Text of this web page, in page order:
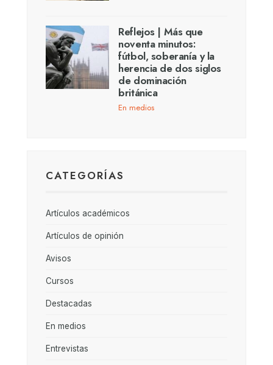
Reflejos | Más que
noventa minutos:
fútbol, soberanía y la
herencia de dos siglos
de dominación
británica
En medios
CATEGORÍAS
Artículos académicos
Artículos de opinión
Avisos
Cursos
Destacadas
En medios
Entrevistas